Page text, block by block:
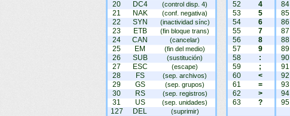
20 DC4 (control disp. 4)
21 NAK (conf. negativa)
22 SYN (inactividad sínc)
23 ETB (fin bloque trans)
24 CAN (cancelar)
25 EM (fin del medio)
26 SUB (sustitución)
27 ESC (escape)
28 FS (sep. archivos)
29 GS (sep. grupos)
30 RS (sep. registros)
31 US (sep. unidades)
127 DEL (suprimir)
52
4
53
5
54
6
55
7
56
8
57
9
58
:
59
;
60
<
61
=
62
>
63
?
84
85
86
87
88
89
90
91
92
93
94
95